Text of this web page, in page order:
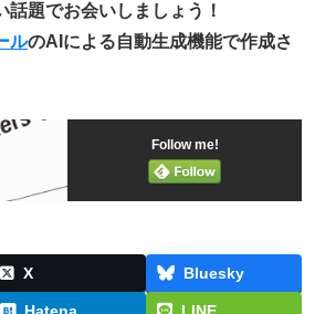
題でお会いしましょう！
ルのAIによる自動生成機能で作成さ
Follow me!
X
Bluesky